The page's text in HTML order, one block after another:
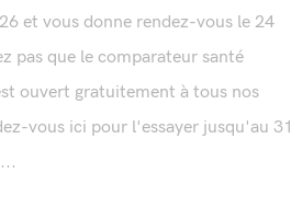
et vous donne rendez-vous le 24
pas que le comparateur santé
ouvert gratuitement à tous nos
vous ici pour l'essayer jusqu'au 31